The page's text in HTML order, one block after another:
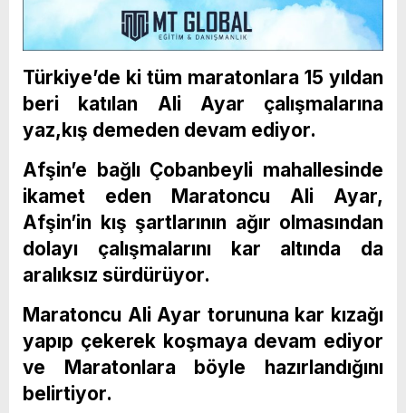
Türkiye’de ki tüm maratonlara 15 yıldan
beri katılan Ali Ayar çalışmalarına
yaz,kış demeden devam ediyor.
Afşin’e bağlı Çobanbeyli mahallesinde
ikamet eden Maratoncu Ali Ayar,
Afşin’in kış şartlarının ağır olmasından
dolayı çalışmalarını kar altında da
aralıksız sürdürüyor.
Maratoncu Ali Ayar torununa kar kızağı
yapıp çekerek koşmaya devam ediyor
ve Maratonlara böyle hazırlandığını
belirtiyor.